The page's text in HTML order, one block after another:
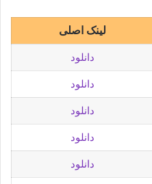
لینک اصلی
دانلود
دانلود
دانلود
دانلود
دانلود